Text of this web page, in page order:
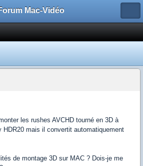
Mac-Vidéo
les rushes AVCHD tourné en 3D à
HDR20 mais il convertit automatiquement
de montage 3D sur MAC ? Dois-je me